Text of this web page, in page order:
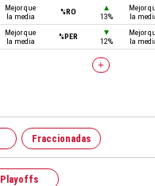
Mejor que
la media
Mejor que
la media
%RO
▲
13%
Mejor
la
%PER
▼
12%
Mejor
la
+
Fraccionadas
Playoffs